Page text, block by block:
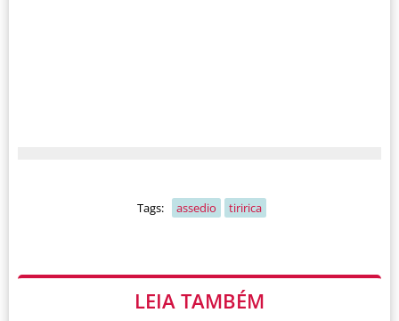
Tags: assedio tiririca
LEIA TAMBÉM